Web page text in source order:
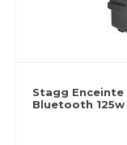
Stagg Enceinte
Bluetooth 125w